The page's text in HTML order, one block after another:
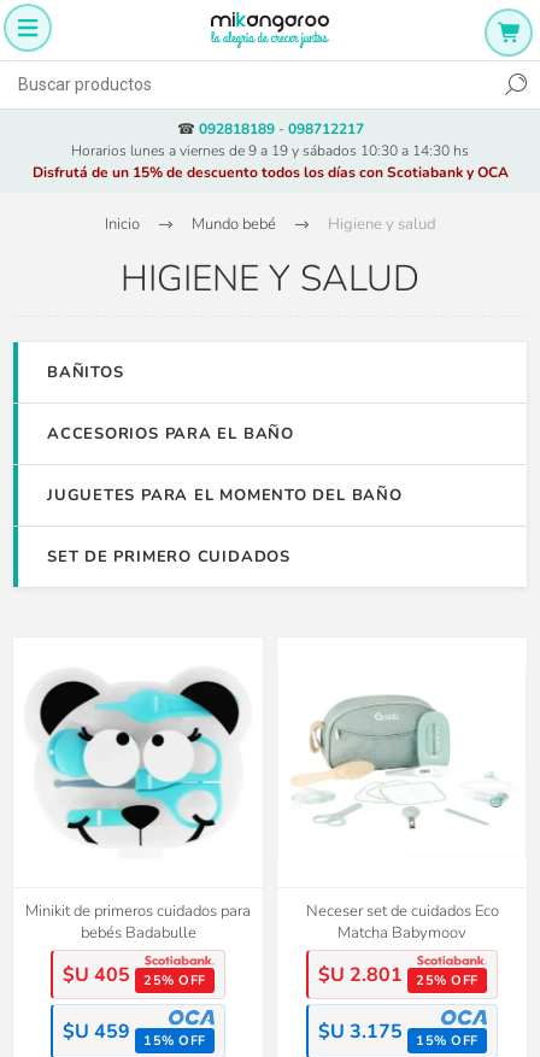
☎ 092818189- 098712217
Horarios lunes a viernes de 9 a 19 y sábados 10:30 a 14:30 hs
Disfrutá de un 15% de descuento todos los días con Scotiabank y OCA
Inicio Mundo bebé Higiene y salud
HIGIENE Y SALUD
BAÑITOS
ACCESORIOS PARA EL BAÑO
JUGUETES PARA EL MOMENTO DEL BAÑO
SET DE PRIMERO CUIDADOS
Minikit de primeros cuidados para
bebés Badabulle
$U 405 25% OFF
$U 459 15% OFF
Neceser set de cuidados Eco
Matcha Babymoov
$U 2.801 25% OFF
$U 3.175 15% OFF